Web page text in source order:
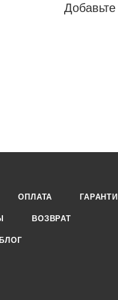
Добавьте
ОПЛАТА
ВОЗВРАТ
БЛОГ